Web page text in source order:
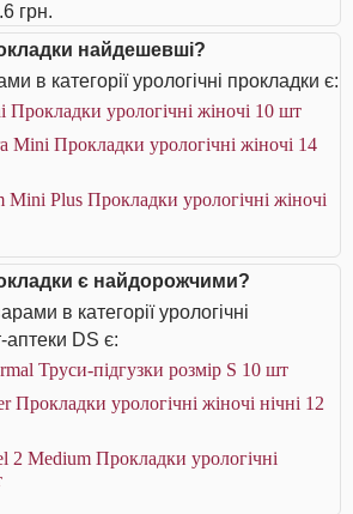
грн.
найдешевші?
в категорії урологічні прокладки є:
Прокладки урологічні жіночі 10 шт
Mini Прокладки урологічні жіночі 14
Mini Plus Прокладки урологічні жіночі
є найдорожчими?
в категорії урологічні
аптеки DS є:
Труси-підгузки розмір S 10 шт
Прокладки урологічні жіночі нічні 12
2 Medium Прокладки урологічні